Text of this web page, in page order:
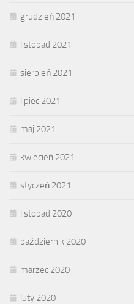
grudzień 2021
listopad 2021
sierpień 2021
lipiec 2021
maj 2021
kwiecień 2021
styczeń 2021
listopad 2020
październik 2020
marzec 2020
luty 2020